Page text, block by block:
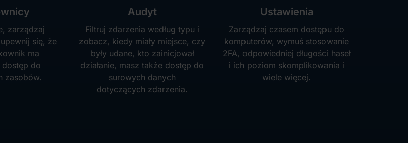
zarządzaj
się, że
ma
do
zasobów.
Audyt
Filtruj zdarzenia według typu i
zobacz, kiedy miały miejsce, czy
były udane, kto zainicjował
działanie, masz także dostęp do
surowych danych
dotyczących zdarzenia.
Ustawienia
Zarządzaj czasem dostępu do
komputerów, wymuś stosowanie
2FA, odpowiedniej długości haseł
i ich poziom skomplikowania i
wiele więcej.